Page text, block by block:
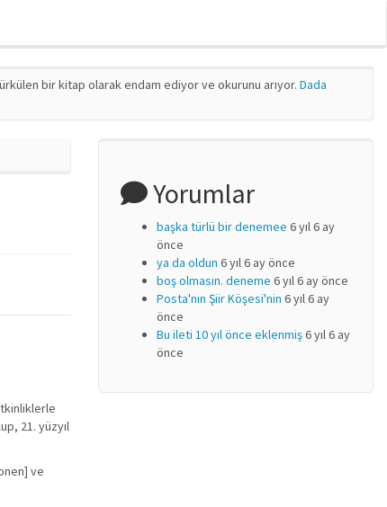
ürkülen bir kitap olarak endam ediyor ve okurunu arıyor. Dada
21. yüzyıl
ve
Yorumlar
başka türlü bir denemee 6 yıl 6 ay
önce
ya da oldun 6 yıl 6 ay önce
boş olmasın. deneme 6 yıl 6 ay önce
Posta'nın Şiir Köşesi'nin 6 yıl 6 ay
önce
Bu ileti 10 yıl önce eklenmiş6 yıl 6 ay
önce